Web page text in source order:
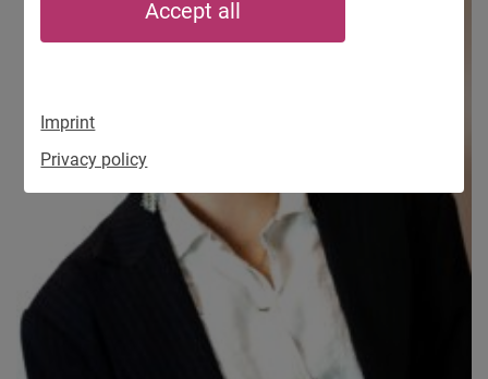
Accept all
Imprint
Privacy policy